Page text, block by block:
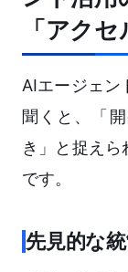
「アク
AIエージェン
聞くと、「
き」と捉え
です。
先見的な